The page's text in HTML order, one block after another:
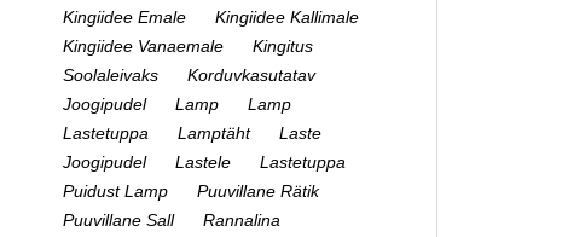
Kingiidee Emale
Kingiidee Kallimale
Kingiidee Vanaemale
Kingitus
Soolaleivaks
Korduvkasutatav
Joogipudel
Lamp
Lamp
Lastetuppa
Lamptäht
Laste
Joogipudel
Lastele
Lastetuppa
Puidust Lamp
Puuvillane Rätik
Puuvillane Sall
Rannalina